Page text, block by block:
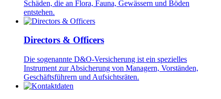
Schäden, die an Flora, Fauna, Gewässern und Böden
entstehen.
Directors & Officers
Die sogenannte D&O-Versicherung ist ein spezielles
Instrument zur Absicherung von Managern, Vorständen,
Geschäftsführern und Aufsichtsräten.